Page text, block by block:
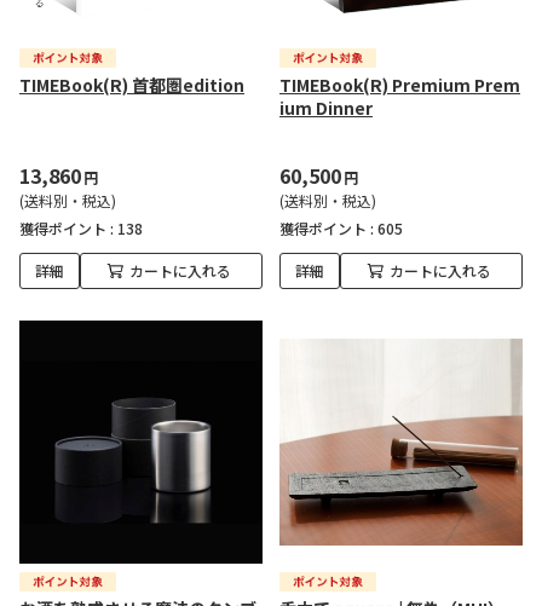
TIMEBook(R) 首都圏edition
13,860円
(送料別・税込)
獲得ポイント : 138
詳細 カートに入れる
TIMEBook(R) Premium Prem
ium Dinner
60,500円
(送料別・税込)
獲得ポイント : 605
詳細 カートに入れる